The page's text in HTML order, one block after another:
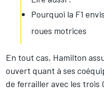
Pourquoi la F1
roues motrices
En tout cas, Hamilton
ouvert quant à ses
de ferrailler avec les trois